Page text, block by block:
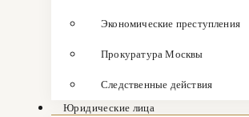
Экономические преступления
Прокуратура Москвы
Следственные действия
Юридические лица